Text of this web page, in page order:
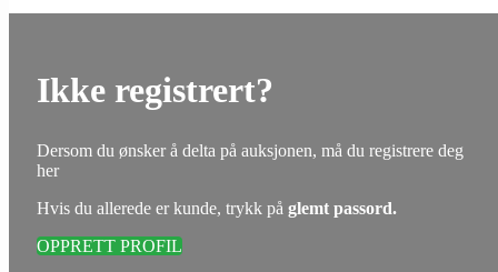
Ikke registrert?
Dersom du ønsker å delta på auksjonen, må du registrere deg
her
Hvis du allerede er kunde, trykk på glemt passord.
OPPRETT PROFIL